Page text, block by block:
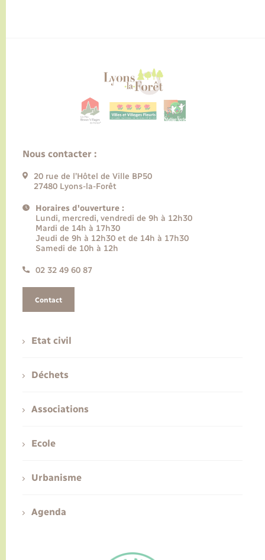
Nous contacter :
20 rue de l’Hôtel de Ville BP50
27480 Lyons-la-Forêt
Horaires d'ouverture :
Lundi, mercredi, vendredi de 9h à 12h30
Mardi de 14h à 17h30
Jeudi de 9h à 12h30 et de 14h à 17h30
Samedi de 10h à 12h
02 32 49 60 87
Contact
Etat civil
Déchets
Associations
Ecole
Urbanisme
Agenda